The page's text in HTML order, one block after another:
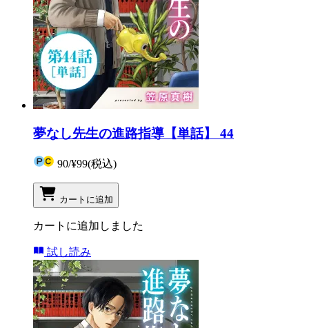
夢なし先生の進路指導【単話】 44
90/¥99(税込)
カートに追加
カートに追加しました
試し読み